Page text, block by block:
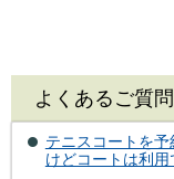
よくあるご質問
テニスコートを
けどコートは利用